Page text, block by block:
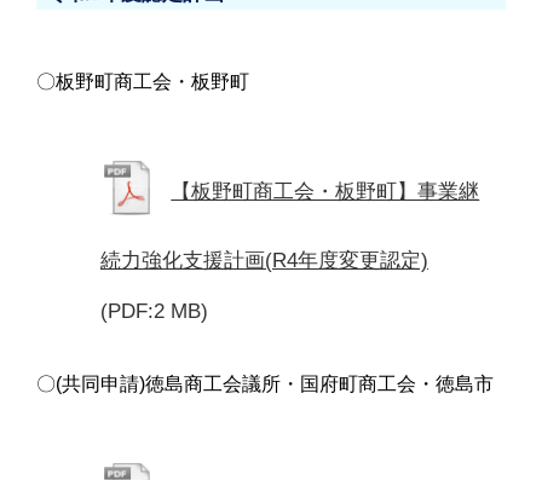
〇板野町商工会・板野町
【板野町商工会・板野町】事業継
続力強化支援計画(R4年度変更認定)
(PDF:2 MB)
〇(共同申請)徳島商工会議所・国府町商工会・徳島市